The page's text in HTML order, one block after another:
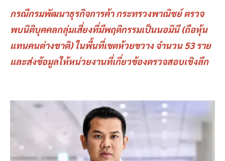
กรณีกรมพัฒนาธุรกิจการค้า กระทรวงพาณิชย์ ตรวจ
พบนิติบุคคลกลุ่มเสี่ยงที่มีพฤติกรรมเป็นนอมินี (ถือหุ้น
แทนคนต่างชาติ) ในพื้นที่เขตห้วยขวาง จำนวน 53 ราย
และส่งข้อมูลให้หน่วยงานที่เกี่ยวข้องตรวจสอบเชิงลึก